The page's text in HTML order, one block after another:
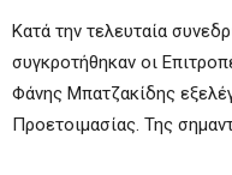
Κατά την τελευταία
συγκροτήθηκαν οι
Φάνης Μπατζακίδης
Προετοιμασίας. Της